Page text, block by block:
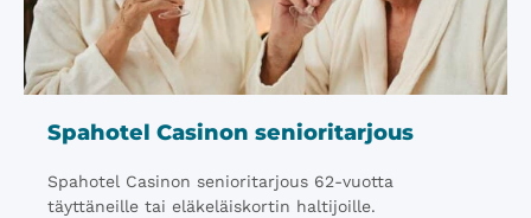
Spahotel Casinon senioritarjous
Spahotel Casinon senioritarjous 62-vuotta
täyttäneille tai eläkeläiskortin haltijoille.